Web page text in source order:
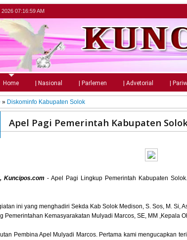
2026 07:17:01 AM
Home | Nasional | Parlemen | Advetorial |
» Diskominfo Kabupaten Solok
Apel Pagi Pemerintah Kabupaten
Kuncipos.com - Apel Pagi Lingkup Pemerintah Kabupaten
ini yang menghadiri Sekda Kab Solok Medison, S. Sos, M. Si,
Pemerintahan Kemasyarakatan Mulyadi Marcos, SE, MM ,Kepala
Pembina Apel Mulyadi Marcos. Pertama kami mengucapkan